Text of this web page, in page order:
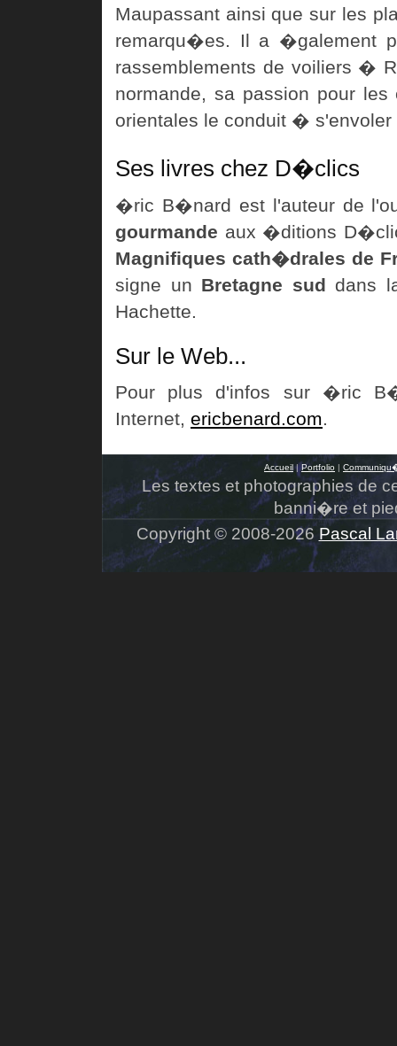
Maupassant ainsi que sur les
remarqu�es. Il a �galement
rassemblements de voiliers �
normande, sa passion pour
orientales le conduit �
Ses livres chez D�clics
�ric B�nard est l'auteur de
gourmande aux �ditions
Magnifiques cath�drales de
signe un Bretagne sud dans
Hachette.
Sur le Web...
Pour plus d'infos sur �ric
Internet, ericbenard.com.
Accueil|Portfolio |
Les textes et photographies de
banni�re et
Copyright © 2008-2026 Pascal